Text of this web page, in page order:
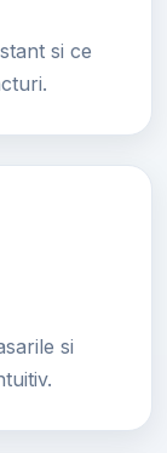
si ce
si